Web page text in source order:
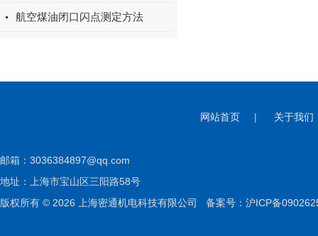
航空煤油闭口闪点测定方法
网站首页 | 关于我们
邮箱： 3036384897@qq.com
地址：上海市宝山区三阳路58号
版权所有 © 2026 上海密通机电科技有限公司 备案号：沪ICP备